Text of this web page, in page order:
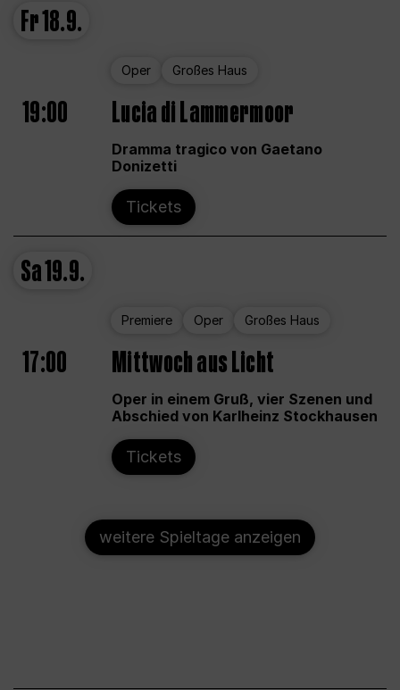
Fr18.9.
Oper Großes Haus
19:00 Lucia di Lammermoor
Dramma tragico von Gaetano
Donizetti
Tickets
Sa19.9.
Premiere Oper Großes Haus
17:00 Mittwoch aus Licht
Oper in einem Gruß, vier Szenen und
Abschied von Karlheinz Stockhausen
Tickets
weitere Spieltage anzeigen